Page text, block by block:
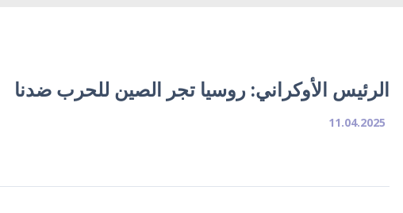
الرئيس الأوكراني: روسيا تجر الصين للحرب ضدنا
11.04.2025